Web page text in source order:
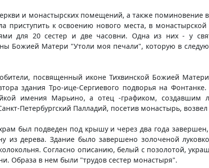
и монастырских помещений, а также поминовение
к освоению нового места, в монастырской
для 20 сестер и две часовни. Одна из них - у
Божией Матери "Утоли моя печали", которую в
посвященный иконе Тихвинской Божией
здания Тро-ице-Сергиевого подворья на
имения Марьино, а отец -графиком, создавшим
Петербургский Палладий, посетив монастырь,
был подведен под крышу и через два года
из дерева. Здание было завершено золоченой
Согласно описанию, белый с позолотой,
Образа в нем были "трудов сестер монастыря".